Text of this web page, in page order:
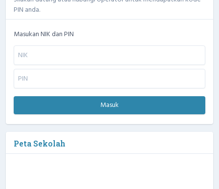
PIN anda.
Masukan NIK dan PIN
Masuk
Peta Sekolah